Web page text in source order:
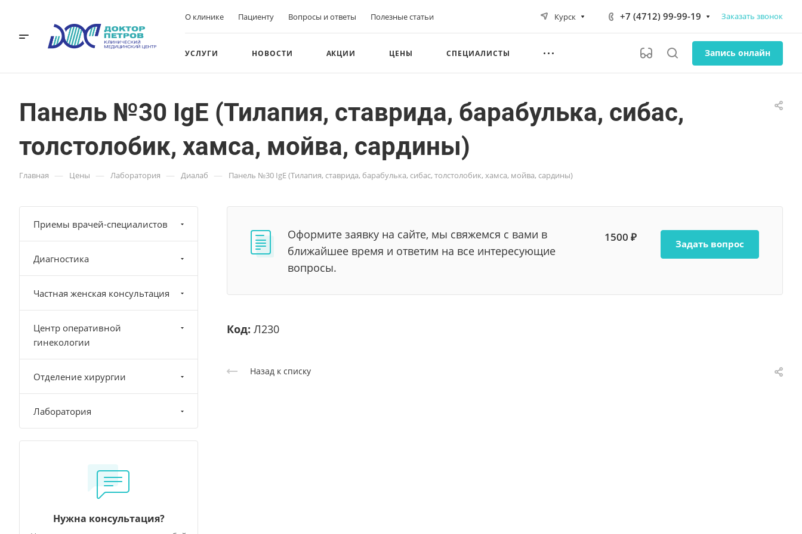
О клинике Пациенту Вопросы и ответы Полезные статьи Курск +7 (4712) 99-99-19 Заказать звонок
УСЛУГИ НОВОСТИ АКЦИИ ЦЕНЫ СПЕЦИАЛИСТЫ Запись онлайн
Панель №30 IgE (Тилапия, ставрида, барабулька, сибас,
толстолобик, хамса, мойва, сардины)
Главная — Цены — Лаборатория — Диалаб — Панель №30 IgE (Тилапия, ставрида, барабулька, сибас, толстолобик, хамса, мойва, сардины)
Оформите заявку на сайте, мы свяжемся с вами в
ближайшее время и ответим на все интересующие
вопросы.
1500 ₽ Задать вопрос
Код: Л230
Назад к списку
Приемы врачей-специалистов
Диагностика
Частная женская консультация
Центр оперативной
гинекологии
Отделение хирургии
Лаборатория
Нужна консультация?